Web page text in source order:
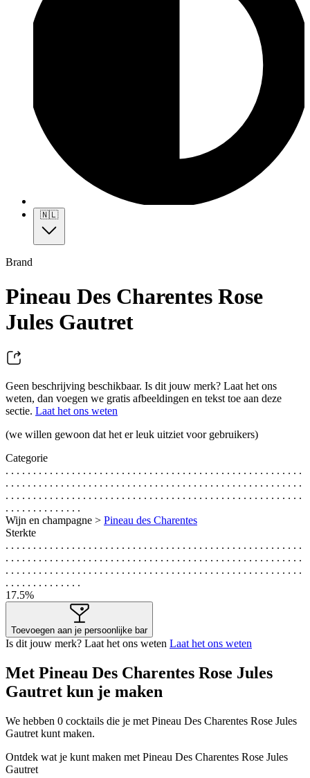
🇳🇱
Brand
Pineau Des Charentes Rose
Jules Gautret
Geen beschrijving beschikbaar. Is dit jouw merk? Laat het ons
weten, dan voegen we gratis afbeeldingen en tekst toe aan deze
sectie. Laat het ons weten
(we willen gewoon dat het er leuk uitziet voor gebruikers)
Categorie
. . . . . . . . . . . . . . . . . . . . . . . . . . . . . . . . . . . . . . . . . . . . . . . . . . . . . .
. . . . . . . . . . . . . . . . . . . . . . . . . . . . . . . . . . . . . . . . . . . . . . . . . . . . . .
. . . . . . . . . . . . . . . . . . . . . . . . . . . . . . . . . . . . . . . . . . . . . . . . . . . . . .
. . . . . . . . . . . . . .
Wijn en champagne > Pineau des Charentes
Sterkte
. . . . . . . . . . . . . . . . . . . . . . . . . . . . . . . . . . . . . . . . . . . . . . . . . . . . . .
. . . . . . . . . . . . . . . . . . . . . . . . . . . . . . . . . . . . . . . . . . . . . . . . . . . . . .
. . . . . . . . . . . . . . . . . . . . . . . . . . . . . . . . . . . . . . . . . . . . . . . . . . . . . .
. . . . . . . . . . . . . .
17.5%
Toevoegen aan je persoonlijke bar
Is dit jouw merk? Laat het ons weten Laat het ons weten
Met Pineau Des Charentes Rose Jules
Gautret kun je maken
We hebben 0 cocktails die je met Pineau Des Charentes Rose Jules
Gautret kunt maken.
Ontdek wat je kunt maken met Pineau Des Charentes Rose Jules
Gautret